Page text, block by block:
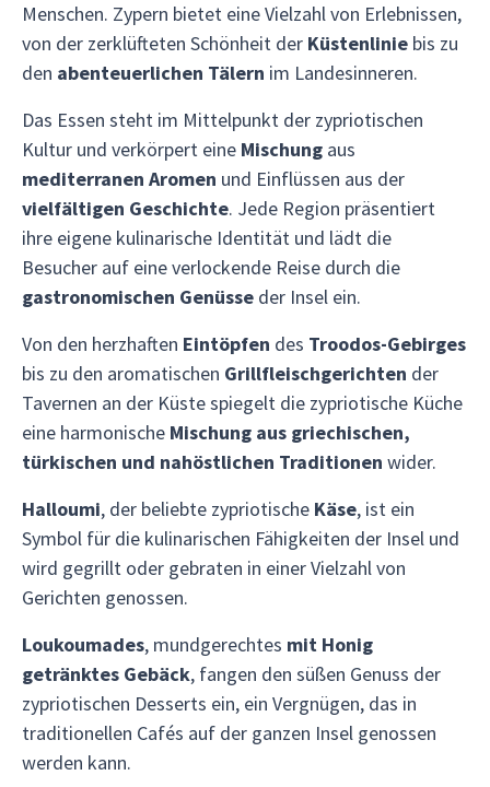
Menschen. Zypern bietet eine Vielzahl von Erlebnissen,
von der zerklüfteten Schönheit der Küstenlinie bis zu
den abenteuerlichen Tälern im Landesinneren.
Das Essen steht im Mittelpunkt der zypriotischen
Kultur und verkörpert eine Mischung aus
mediterranen Aromen und Einflüssen aus der
vielfältigen Geschichte. Jede Region präsentiert
ihre eigene kulinarische Identität und lädt die
Besucher auf eine verlockende Reise durch die
gastronomischen Genüsse der Insel ein.
Von den herzhaften Eintöpfen des Troodos-Gebirges
bis zu den aromatischen Grillfleischgerichten der
Tavernen an der Küste spiegelt die zypriotische Küche
eine harmonische Mischung aus griechischen,
türkischen und nahöstlichen Traditionen wider.
Halloumi, der beliebte zypriotische Käse, ist ein
Symbol für die kulinarischen Fähigkeiten der Insel und
wird gegrillt oder gebraten in einer Vielzahl von
Gerichten genossen.
Loukoumades, mundgerechtes mit Honig
getränktes Gebäck, fangen den süßen Genuss der
zypriotischen Desserts ein, ein Vergnügen, das in
traditionellen Cafés auf der ganzen Insel genossen
werden kann.